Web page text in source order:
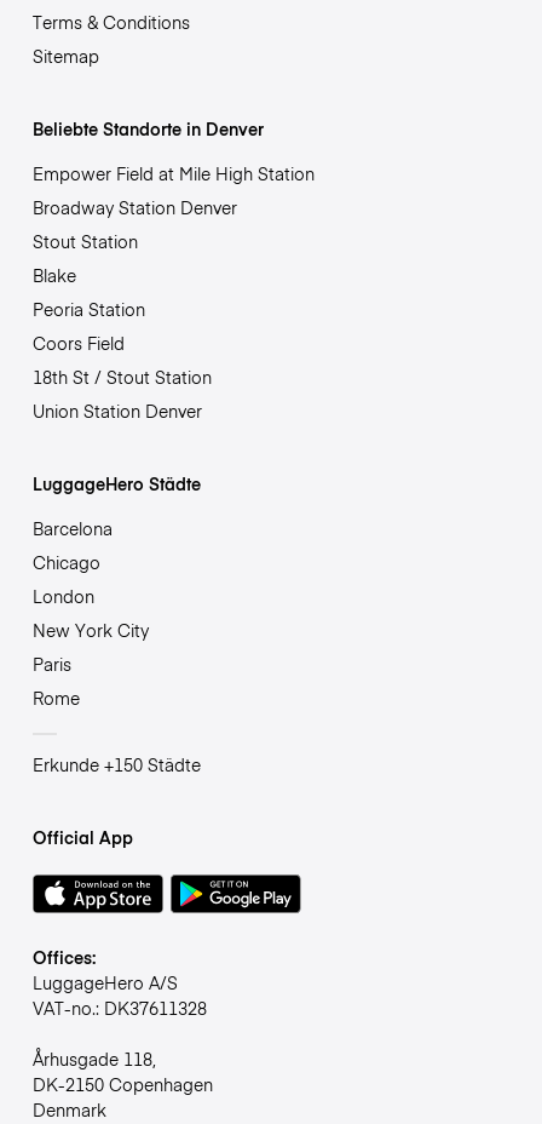
Terms & Conditions
Sitemap
Beliebte Standorte in Denver
Empower Field at Mile High Station
Broadway Station Denver
Stout Station
Blake
Peoria Station
Coors Field
18th St / Stout Station
Union Station Denver
LuggageHero Städte
Barcelona
Chicago
London
New York City
Paris
Rome
Erkunde +150 Städte
Official App
Offices:
LuggageHero A/S
VAT-no.: DK37611328
Århusgade 118,
DK-2150 Copenhagen
Denmark